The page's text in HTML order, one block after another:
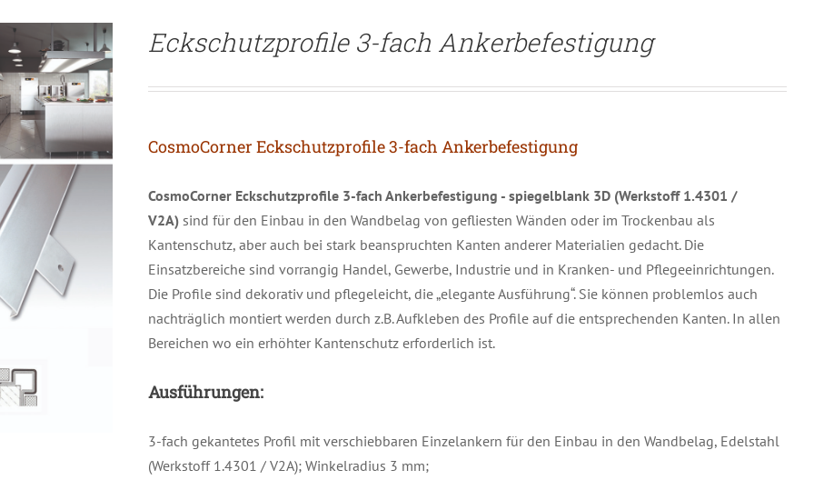
Eckschutzprofile 3-fach Ankerbefestigung
CosmoCorner Eckschutzprofile 3-fach Ankerbefestigung
CosmoCorner Eckschutzprofile 3-fach Ankerbefestigung - spiegelblank 3D (Werkstoff 1.4301 /
V2A)sind für den Einbau in den Wandbelag von gefliesten Wänden oder im Trockenbau als
Kantenschutz, aber auch bei stark beanspruchten Kanten anderer Materialien gedacht. Die
Einsatzbereiche sind vorrangig Handel, Gewerbe, Industrie und in Kranken- und Pflegeeinrichtungen.
Die Profile sind dekorativ und pflegeleicht, die „elegante Ausführung“. Sie können problemlos auch
nachträglich montiert werden durch z.B. Aufkleben des Profile auf die entsprechenden Kanten. In allen
Bereichen wo ein erhöhter Kantenschutz erforderlich ist.
Ausführungen:
3-fach gekantetes Profil mit verschiebbaren Einzelankern für den Einbau in den Wandbelag, Edelstahl
(Werkstoff 1.4301 / V2A); Winkelradius 3 mm;